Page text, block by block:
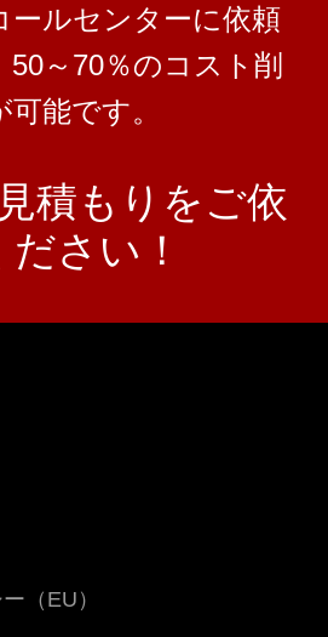
ールセンターに依頼
～70％のコスト削
可能です。
積もりをご依
ださい！
（EU）